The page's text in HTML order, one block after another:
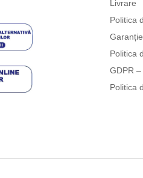
Livrare
Politica
Garanție
Politica
GDPR
Politica